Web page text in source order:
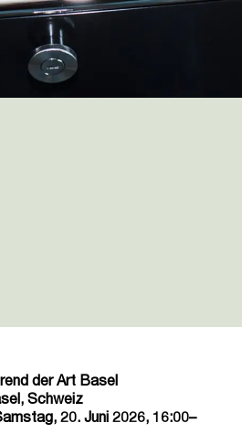
der Art Basel
Schweiz
20. Juni 2026, 16:00–